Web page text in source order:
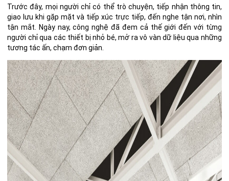
Trước đây, mọi người chỉ có thể trò chuyện, tiếp nhận thông tin,
giao lưu khi gặp mặt và tiếp xúc trực tiếp, đến nghe tận nơi, nhìn
tận mắt. Ngày nay, công nghệ đã đem cả thế giới đến với từng
người chỉ qua các thiết bị nhỏ bé, mở ra vô vàn dữ liệu qua những
tương tác ấn, chạm đơn giản.